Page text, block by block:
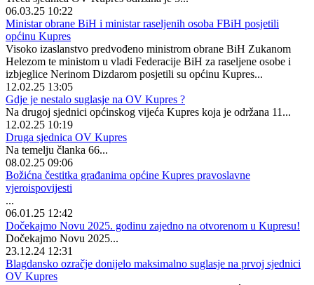
06.03.25 10:22
Ministar obrane BiH i ministar raseljenih osoba FBiH posjetili
općinu Kupres
Visoko izaslanstvo predvođeno ministrom obrane BiH Zukanom
Helezom te ministom u vladi Federacije BiH za raseljene osobe i
izbjeglice Nerinom Dizdarom posjetili su općinu Kupres...
12.02.25 13:05
Gdje je nestalo suglasje na OV Kupres ?
Na drugoj sjednici općinskog vijeća Kupres koja je održana 11...
12.02.25 10:19
Druga sjednica OV Kupres
Na temelju članka 66...
08.02.25 09:06
Božićna čestitka građanima općine Kupres pravoslavne
vjeroispovijesti
...
06.01.25 12:42
Dočekajmo Novu 2025. godinu zajedno na otvorenom u Kupresu!
Dočekajmo Novu 2025...
23.12.24 12:31
Blagdansko ozračje donijelo maksimalno suglasje na prvoj sjednici
OV Kupres